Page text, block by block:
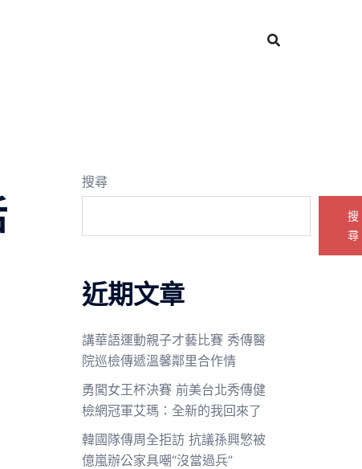
搜尋
搜
尋
近期文章
講華語運動親子才藝比賽 秀傳醫
院巡檢傳遞溫馨鄰里合作情
勇闖女王杯決賽 前美台北秀傳健
檢網冠軍艾瑪：全新的我回來了
韓國隊傳周全拒訪 抗議孫興慜被
億嵐辦公家具嘲“沒當過兵”